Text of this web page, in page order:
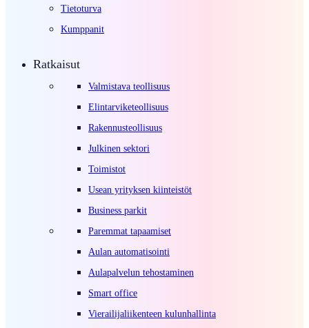
Tietoturva
Kumppanit
Ratkaisut
Valmistava teollisuus
Elintarviketeollisuus
Rakennusteollisuus
Julkinen sektori
Toimistot
Usean yrityksen kiinteistöt
Business parkit
Paremmat tapaamiset
Aulan automatisointi
Aulapalvelun tehostaminen
Smart office
Vierailijaliikenteen kulunhallinta